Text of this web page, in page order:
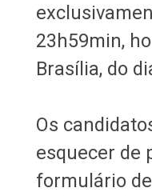
23h59min,
Brasília, do
Os
esquecer de
formulário